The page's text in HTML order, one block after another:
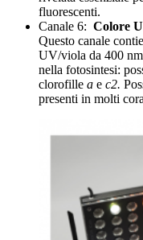
fluorescenti.
Canale 6: Colore
Questo canale
UV/viola da 400
nella fotosintesi:
clorofille a e c2.
presenti in molti